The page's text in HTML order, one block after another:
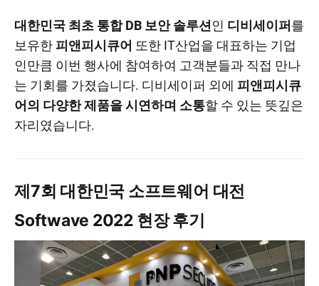
대한민국 최초 통합 DB 보안 솔루션인 디비세이퍼 를
보유한 피앤피시큐어 또한 IT산업을 대표하는 기업
인만큼 이번 행사에 참여하여 고객분들과 직접 만나
는 기회를 가졌습니다. 디비세이퍼 외에 피앤피시큐
어의 다양한 제품을 시연하며 소통할 수 있는 뜻깊은
자리였습니다.
제7회 대한민국 소프트웨어 대전
Softwave 2022 현장 후기